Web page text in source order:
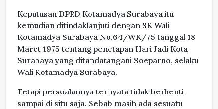
Keputusan DPRD Kotamadya Surabaya itu
kemudian ditindaklanjuti dengan SK Wali
Kotamadya Surabaya No.64/WK/75 tanggal 18
Maret 1975 tentang penetapan Hari Jadi Kota
Surabaya yang ditandatangani Soeparno, selaku
Wali Kotamadya Surabaya.
Tetapi persoalannya ternyata tidak berhenti
sampai di situ saja. Sebab masih ada sesuatu